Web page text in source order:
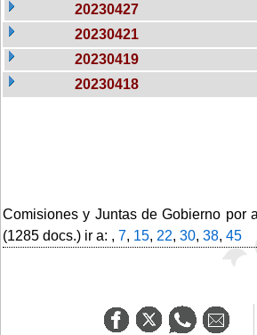
20230427
20230421
20230419
20230418
Comisiones y Juntas de Gobierno por
(1285 docs.) ir a: , 7, 15, 22, 30, 38, 45